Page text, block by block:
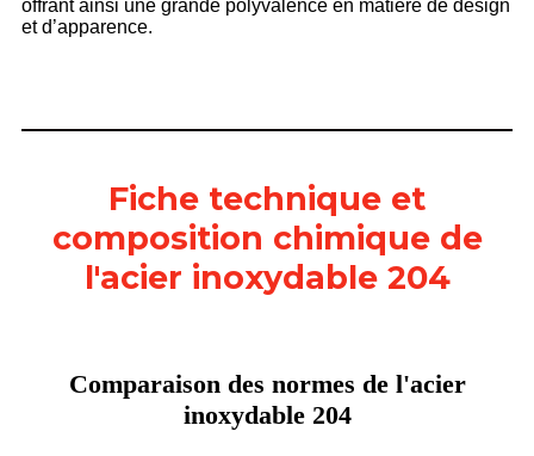
offrant ainsi une grande polyvalence en matière de design
et d’apparence.
Fiche technique et
composition chimique de
l'acier inoxydable 204
Comparaison des normes de l'acier
inoxydable 204